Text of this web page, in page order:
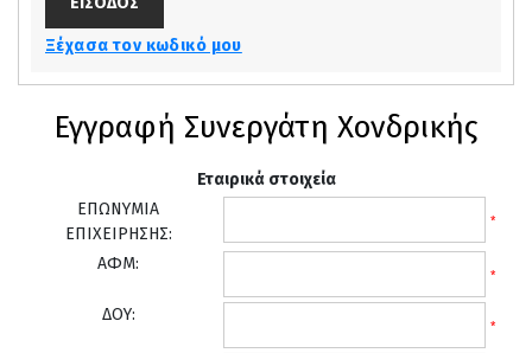
Ξέχασα τον κωδικό μου
Εγγραφή Συνεργάτη Χονδρικής
Εταιρικά στοιχεία
ΕΠΩΝΥΜΙΑ
ΕΠΙΧΕΙΡΗΣΗΣ:
*
ΑΦΜ:
*
ΔΟΥ:
*